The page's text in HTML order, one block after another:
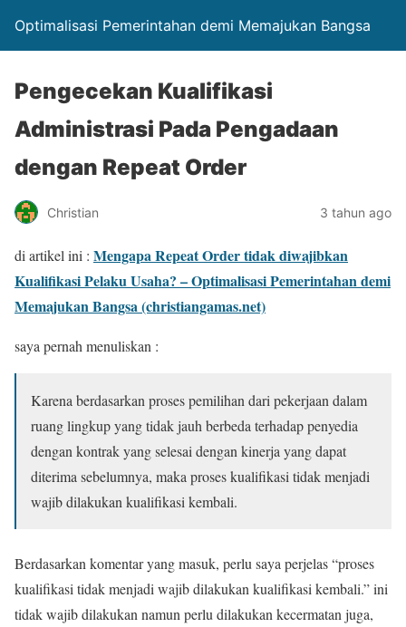
Optimalisasi Pemerintahan demi Memajukan Bangsa
Pengecekan Kualifikasi
Administrasi Pada Pengadaan
dengan Repeat Order
Christian 3 tahun ago
di artikel ini : Mengapa Repeat Order tidak diwajibkan
Kualifikasi Pelaku Usaha? – Optimalisasi Pemerintahan demi
Memajukan Bangsa (christiangamas.net)
saya pernah menuliskan :
Karena berdasarkan proses pemilihan dari pekerjaan dalam
ruang lingkup yang tidak jauh berbeda terhadap penyedia
dengan kontrak yang selesai dengan kinerja yang dapat
diterima sebelumnya, maka proses kualifikasi tidak menjadi
wajib dilakukan kualifikasi kembali.
Berdasarkan komentar yang masuk, perlu saya perjelas “proses
kualifikasi tidak menjadi wajib dilakukan kualifikasi kembali.” ini
tidak wajib dilakukan namun perlu dilakukan kecermatan juga,